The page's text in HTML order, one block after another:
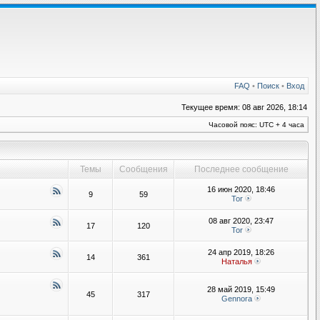
FAQ • Поиск • Вход
Текущее время: 08 авг 2026, 18:14
Часовой пояс: UTC + 4 часа
Темы Сообщения
Последнее сообщение
9 59
16 июн 2020, 18:46
Tor
17 120
08 авг 2020, 23:47
Tor
14 361
24 апр 2019, 18:26
Наталья
45 317
28 май 2019, 15:49
Gennora